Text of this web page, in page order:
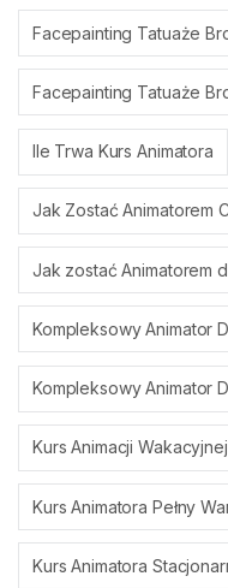
Facepainting Tatuaże
Facepainting Tatuaże
Ile Trwa Kurs Animatora
Jak Zostać Animatorem
Jak zostać Animatorem
Kompleksowy Animator
Kompleksowy Animator
Kurs Animacji Wakacyjnej
Kurs Animatora Pełny
Kurs Animatora